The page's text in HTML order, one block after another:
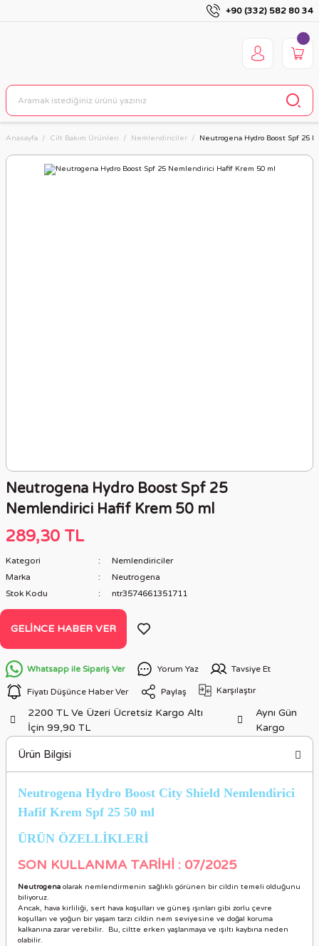
+90 (332) 582 80 34
Anasayfa Cilt Bakım Ürünleri Nemlendiriciler Neutrogena Hydro Boost Spf 25
Neutrogena Hydro Boost Spf 25
Nemlendirici Hafif Krem 50 ml
289,30 TL
Kategori
Nemlendiriciler
Marka
Neutrogena
Stok Kodu
ntr3574661351711
GELINCE HABER VER
Whatsapp ile Sipariş Ver Yorum Yaz Tavsiye Et
Fiyatı Düşünce Haber Ver Paylaş Karşılaştır
2200 TL Ve Üzeri Ücretsiz Kargo Altı
İçin 99,90 TL
Aynı Gün
Kargo
Ürün Bilgisi
Neutrogena Hydro Boost City Shield Nemlendirici
Hafif Krem Spf 25 50 ml
ÜRÜN ÖZELLİKLERİ
SON KULLANMA TARİHİ : 07/2025
Neutrogena olarak nemlendirmenin sağlıklı görünen bir cildin temeli olduğunu
biliyoruz.
Ancak, hava kirliliği, sert hava koşulları ve güneş ışınları gibi zorlu çevre
koşulları ve yoğun bir yaşam tarzı cildin nem seviyesine ve doğal koruma
kalkanına zarar verebilir. Bu, ciltte erken yaşlanmaya ve ışıltı kaybına neden
olabilir.